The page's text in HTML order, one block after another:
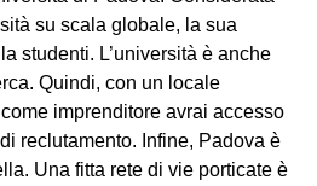
su scala globale, la sua
studenti. L’università è anche
Quindi, con un locale
imprenditore avrai accesso
reclutamento. Infine, Padova è
Una fitta rete di vie porticate è